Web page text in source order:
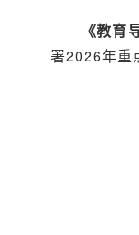
《教育
署2026年重